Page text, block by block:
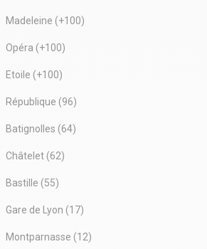
Madeleine (+100)
Opéra (+100)
Etoile (+100)
République (96)
Batignolles (64)
Châtelet (62)
Bastille (55)
Gare de Lyon (17)
Montparnasse (12)